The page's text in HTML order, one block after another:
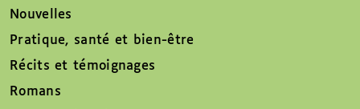
Nouvelles
Pratique, santé et bien-être
Récits et témoignages
Romans